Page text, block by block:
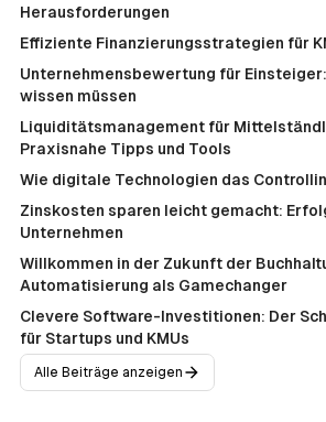
Herausforderungen
Effiziente Finanzierungsstrategien für
Unternehmensbewertung für
wissen müssen
Liquiditätsmanagement für
Praxisnahe Tipps und Tools
Wie digitale Technologien das
Zinskosten sparen leicht gemacht:
Unternehmen
Willkommen in der Zukunft der
Automatisierung als Gamechanger
Clevere Software-Investitionen: Der
für Startups und KMUs
Alle Beiträge anzeigen